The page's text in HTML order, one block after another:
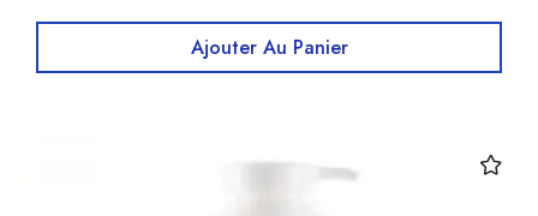
Ajouter Au Panier